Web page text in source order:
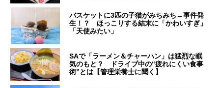
バスケットに3匹の子猫がみちみち→事件発
生！？ ほっこりする結末に「かわいすぎ」
「天使みたい」
SAで「ラーメン＆チャーハン」は猛烈な眠
気のもと？ ドライブ中の“疲れにくい食事
術”とは【管理栄養士に聞く】